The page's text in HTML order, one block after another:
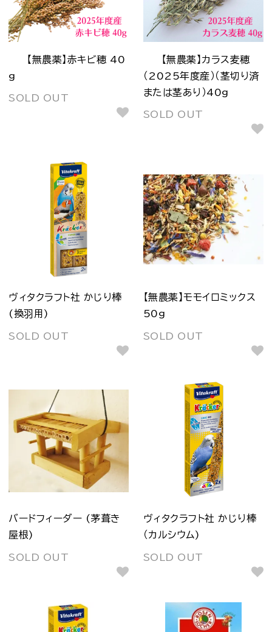
【無農薬】赤キビ穂 40
g
SOLD OUT
【無農薬】カラス麦穂
（2025年度産）（茎切り済
または茎あり）40g
SOLD OUT
ヴィタクラフト社 かじり棒
(換羽用)
SOLD OUT
【無農薬】モモイロミックス
50g
SOLD OUT
バードフィーダー (茅葺き
屋根)
SOLD OUT
ヴィタクラフト社 かじり棒
（カルシウム)
SOLD OUT